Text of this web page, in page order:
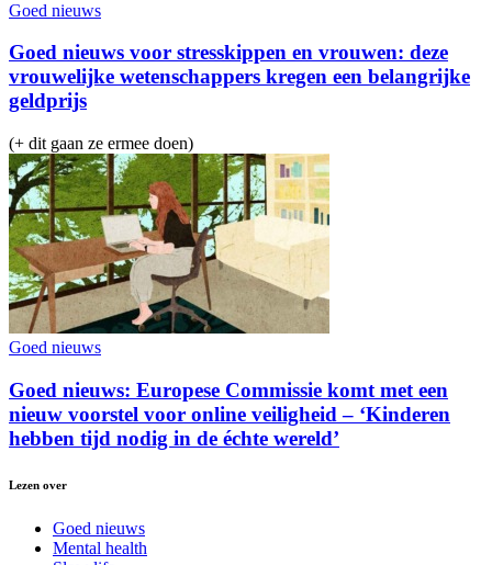
Goed nieuws
Goed nieuws voor stresskippen en vrouwen: deze
vrouwelijke wetenschappers kregen een belangrijke
geldprijs
(+ dit gaan ze ermee doen)
Goed nieuws
Goed nieuws: Europese Commissie komt met een
nieuw voorstel voor online veiligheid – ‘Kinderen
hebben tijd nodig in de échte wereld’
Lezen over
Goed nieuws
Mental health